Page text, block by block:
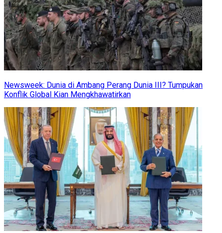
Newsweek: Dunia di Ambang Perang Dunia III? Tumpukan
Konflik Global Kian Mengkhawatirkan